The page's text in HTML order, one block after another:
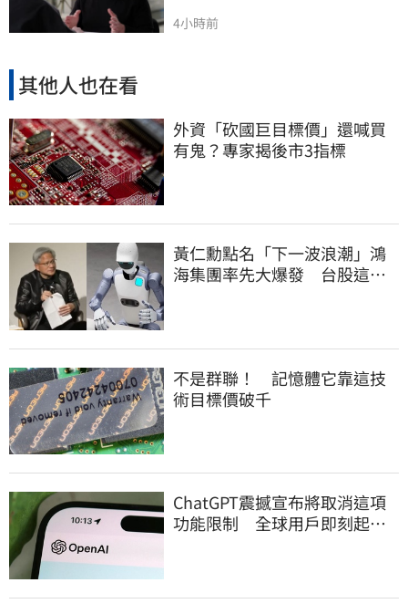
4小時前
其他人也在看
外資「砍國巨目標價」還喊買
有鬼？專家揭後市3指標
黃仁勳點名「下一波浪潮」鴻
海集團率先大爆發 台股這族
不是群聯！ 記憶體它靠這技
術目標價破千
ChatGPT震撼宣布將取消這項
功能限制 全球用戶即刻起